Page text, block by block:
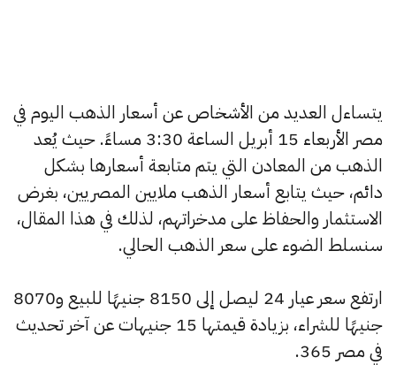
يتساءل العديد من الأشخاص عن أسعار الذهب اليوم في
مصر الأربعاء 15 أبريل الساعة 3:30 مساءً. حيث يُعد
الذهب من المعادن التي يتم متابعة أسعارها بشكل
دائم، حيث يتابع أسعار الذهب ملايين المصريين، بغرض
الاستثمار والحفاظ على مدخراتهم، لذلك في هذا المقال،
سنسلط الضوء على سعر الذهب الحالي.
ارتفع سعر عيار 24 ليصل إلى 8150 جنيهًا للبيع و8070
جنيهًا للشراء، بزيادة قيمتها 15 جنيهات عن آخر تحديث
في مصر 365.